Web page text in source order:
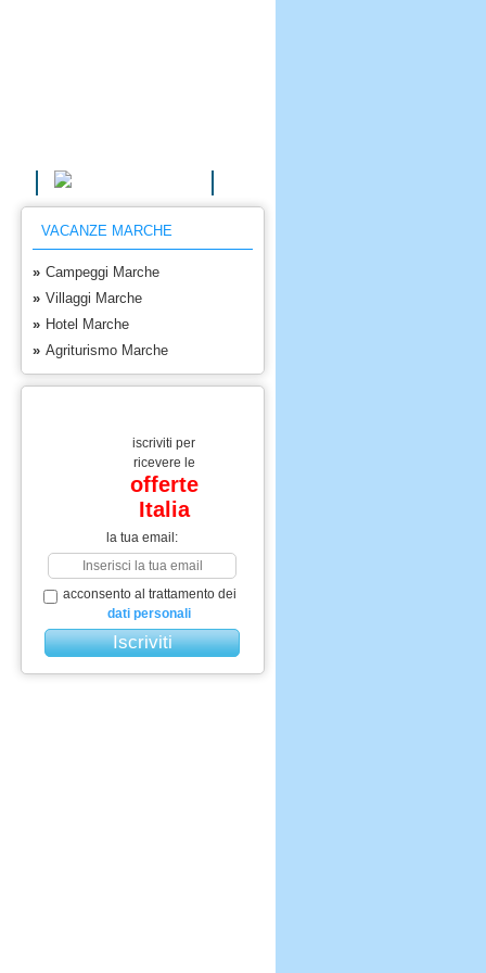
VACANZE MARCHE
» Campeggi Marche
» Villaggi Marche
» Hotel Marche
» Agriturismo Marche
iscriviti per
ricevere le
offerte
Italia
la tua email:
acconsento al trattamento dei
dati personali